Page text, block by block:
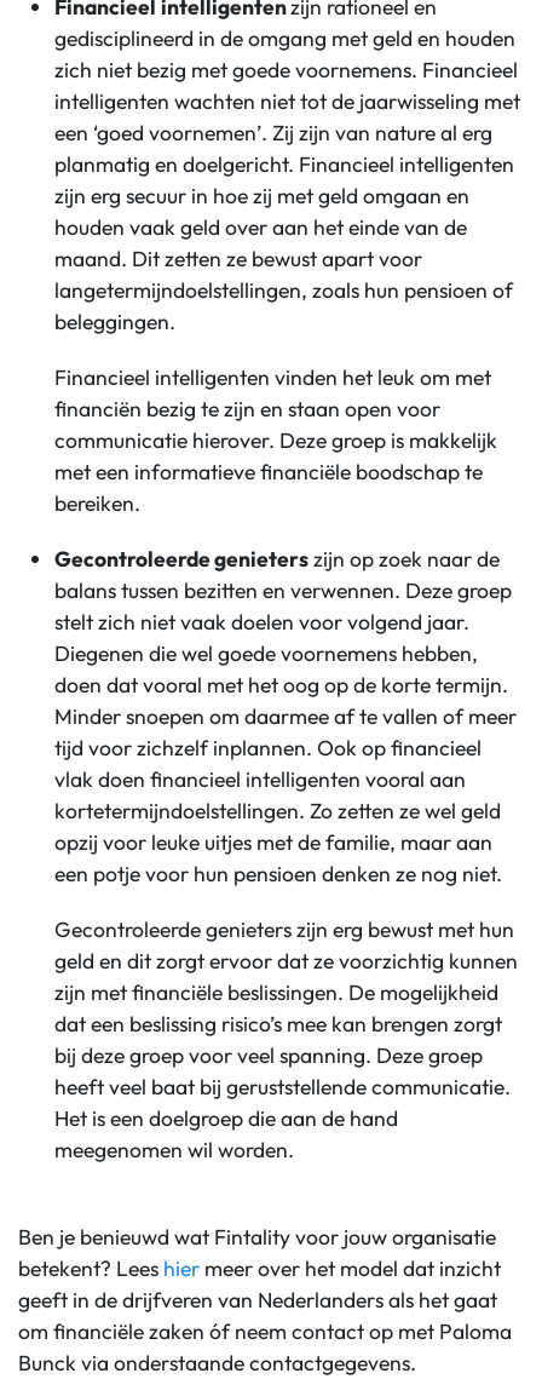
Financieel intelligentenzijn rationeel en
gedisciplineerd in de omgang met geld en houden
zich niet bezig met goede voornemens. Financieel
intelligenten wachten niet tot de jaarwisseling met
een ‘goed voornemen’. Zij zijn van nature al erg
planmatig en doelgericht. Financieel intelligenten
zijn erg secuur in hoe zij met geld omgaan en
houden vaak geld over aan het einde van de
maand. Dit zetten ze bewust apart voor
langetermijndoelstellingen, zoals hun pensioen of
beleggingen.
Financieel intelligenten vinden het leuk om met
financiën bezig te zijn en staan open voor
communicatie hierover. Deze groep is makkelijk
met een informatieve financiële boodschap te
bereiken.
Gecontroleerde genieterszijn op zoek naar de
balans tussen bezitten en verwennen. Deze groep
stelt zich niet vaak doelen voor volgend jaar.
Diegenen die wel goede voornemens hebben,
doen dat vooral met het oog op de korte termijn.
Minder snoepen om daarmee af te vallen of meer
tijd voor zichzelf inplannen. Ook op financieel
vlak doen financieel intelligenten vooral aan
kortetermijndoelstellingen. Zo zetten ze wel geld
opzij voor leuke uitjes met de familie, maar aan
een potje voor hun pensioen denken ze nog niet.
Gecontroleerde genieters zijn erg bewust met hun
geld en dit zorgt ervoor dat ze voorzichtig kunnen
zijn met financiële beslissingen. De mogelijkheid
dat een beslissing risico’s mee kan brengen zorgt
bij deze groep voor veel spanning. Deze groep
heeft veel baat bij geruststellende communicatie.
Het is een doelgroep die aan de hand
meegenomen wil worden.
Ben je benieuwd wat Fintality voor jouw organisatie
betekent? Lees hier meer over het model dat inzicht
geeft in de drijfveren van Nederlanders als het gaat
om financiële zaken óf neem contact op met Paloma
Bunck via onderstaande contactgegevens.